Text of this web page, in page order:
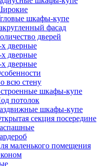
шкафы-купе
фасад
дверей
х дверные
х дверные
х дверные
всю стену
шкафы-купе
потолок
шкафы-купе
секция посередине
маленького помещения